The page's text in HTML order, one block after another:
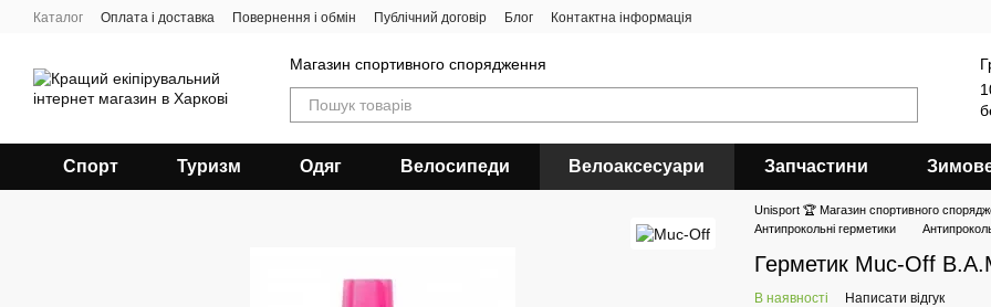
Перейти до основного контенту
Каталог Оплата і доставка Повернення і обмін Публічний договір Блог Контактна інформація
Магазин спортивного спорядження
Спорт Туризм Одяг Велосипеди Велоаксесуари Запчастини
Unisport 🏆 Магазин спортивного
Антипрокольні герметики
Герметик Muc-Off
В наявності Написати відгук